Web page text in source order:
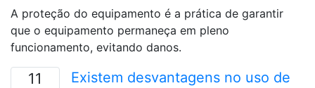
A proteção do equipamento é a prática de garantir
que o equipamento permaneça em pleno
funcionamento, evitando danos.
11
Existem desvantagens no uso de